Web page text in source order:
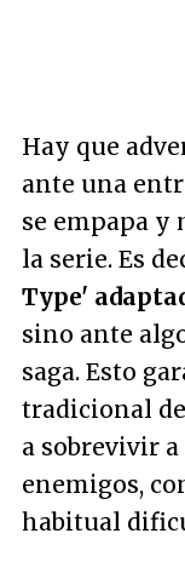
Hay que
ante una
se empapa y
la serie. Es
Type'
sino ante
saga. Esto
tradicional
a sobrevivir a
enemigos,
habitual